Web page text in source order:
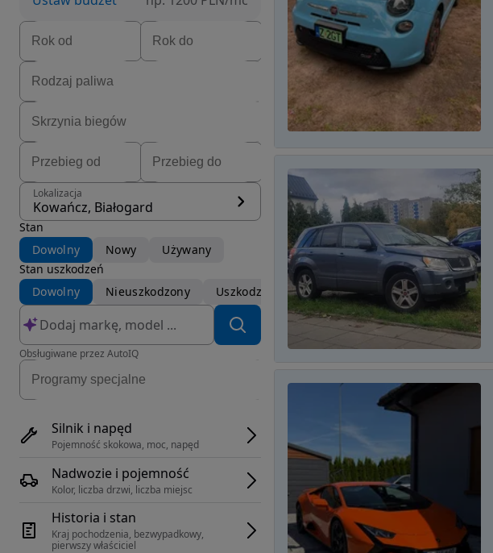
Lokalizacja
Kowańcz, Białogard
Stan
Dowolny
Nowy
Używany
Stan uszkodzeń
Dowolny
Nieuszkodzony Uszkodzony
Obsługiwane przez AutoIQ
Silnik i napęd
Pojemność skokowa, moc, napęd
Nadwozie i pojemność
Kolor, liczba drzwi, liczba miejsc
Historia i stan
Kraj pochodzenia, bezwypadkowy,
pierwszy właściciel